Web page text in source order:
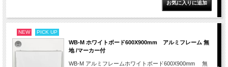
NEW PICK UP
WB-M ホワイトボード600X900mm アルミフレーム 無
地 /マーカー付
WB-M アルミフレームホワイトボード600X900mm 無